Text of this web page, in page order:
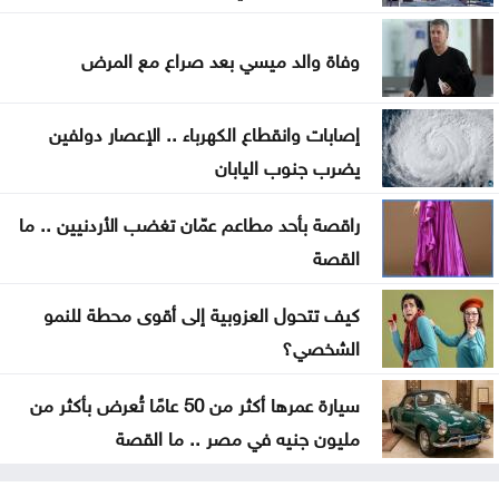
ملحق دوري أبطال آسيا: الحسين إربد أمام باختاكور
الأوزبكي
الذهب يتراجع عن أعلى مستوى في 7 أسابيع
وفاة والد ميسي بعد صراع مع المرض
إصابات وانقطاع الكهرباء .. الإعصار دولفين
يضرب جنوب اليابان
راقصة بأحد مطاعم عمّان تغضب الأردنيين .. ما
القصة
كيف تتحول العزوبية إلى أقوى محطة للنمو
الشخصي؟
سيارة عمرها أكثر من 50 عامًا تُعرض بأكثر من
مليون جنيه في مصر .. ما القصة